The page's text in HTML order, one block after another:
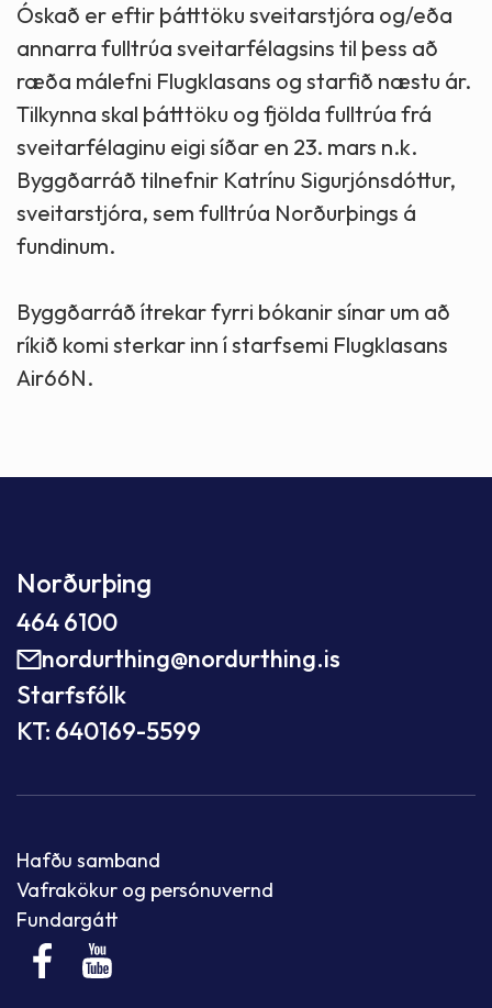
Óskað er eftir þátttöku sveitarstjóra og/eða
annarra fulltrúa sveitarfélagsins til þess að
ræða málefni Flugklasans og starfið næstu ár.
Tilkynna skal þátttöku og fjölda fulltrúa frá
sveitarfélaginu eigi síðar en 23. mars n.k.
Byggðarráð tilnefnir Katrínu Sigurjónsdóttur,
sveitarstjóra, sem fulltrúa Norðurþings á
fundinum.
Byggðarráð ítrekar fyrri bókanir sínar um að
ríkið komi sterkar inn í starfsemi Flugklasans
Air66N.
Norðurþing
464 6100
nordurthing@nordurthing.is
Starfsfólk
KT: 640169-5599
Hafðu samband
Vafrakökur og persónuvernd
Fundargátt